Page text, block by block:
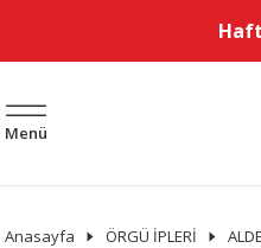
Menü
Anasayfa ÖRGÜ İPLERİ